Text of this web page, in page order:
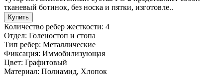
тканевый ботинок, без носка и пятки, изготовле..
Купить
Количество ребер жесткости: 4
Отдел: Голеностоп и стопа
Тип ребер: Металлические
Фиксация: Иммобилизующая
Цвет: Графитовый
Материал: Полиамид, Хлопок